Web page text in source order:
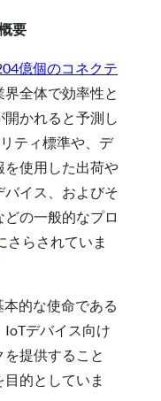
要
億個のコネクテ
界全体で効率性と
かれると予測し
ティ標準や、デ
を使用した出荷や
イス、およびそ
の一般的なプロ
さらされていま
的な使命である
デバイス向け
提供すること
的としていま